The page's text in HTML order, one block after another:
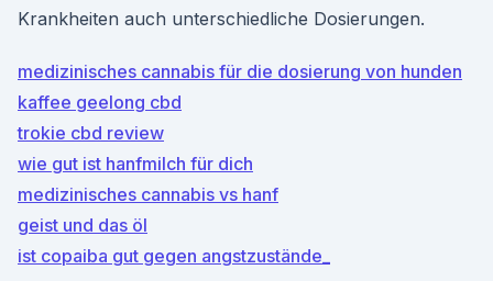
Krankheiten auch unterschiedliche Dosierungen.
medizinisches cannabis für die dosierung von hunden
kaffee geelong cbd
trokie cbd review
wie gut ist hanfmilch für dich
medizinisches cannabis vs hanf
geist und das öl
ist copaiba gut gegen angstzustände_